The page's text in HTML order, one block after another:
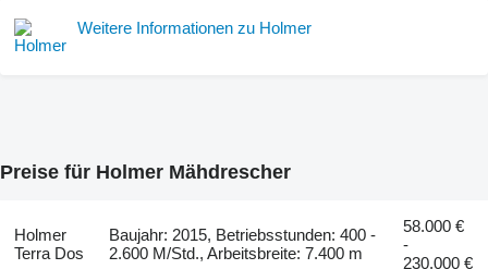
Weitere Informationen zu Holmer
Preise für Holmer Mähdrescher
Holmer
Terra Dos
Baujahr: 2015, Betriebsstunden: 400 -
2.600 M/Std., Arbeitsbreite: 7.400 m
58.000 €
-
230.000 €